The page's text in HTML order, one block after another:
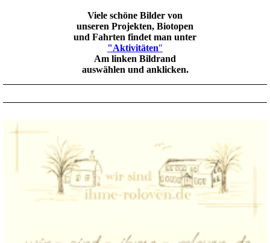
Viele schöne Bilder von
unseren Projekten, Biotopen
und Fahrten findet man unter
"Aktivitäten"
Am linken Bildrand
auswählen und anklicken.